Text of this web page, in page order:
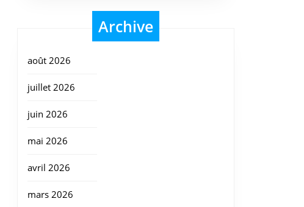
Archive
août 2026
juillet 2026
juin 2026
mai 2026
avril 2026
mars 2026